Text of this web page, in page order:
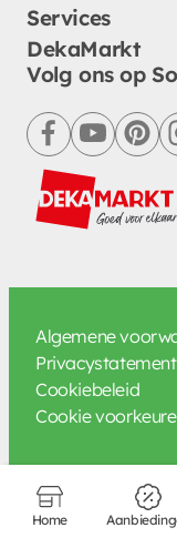
Services
DekaMarkt
Volg ons op
facebookyoutube
Algemene
Privacystatement
Cookiebeleid
Cookie
Home